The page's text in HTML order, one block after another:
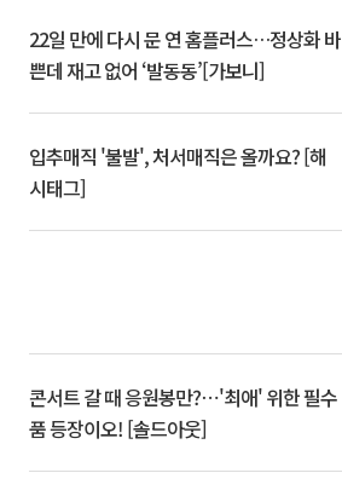
22일 만에 다시 문 연 홈플러스…정상화 바
쁜데 재고 없어 ‘발동동’[가보니]
입추매직 '불발', 처서매직은 올까요? [해
시태그]
콘서트 갈 때 응원봉만?⋯'최애' 위한 필수
품 등장이오! [솔드아웃]